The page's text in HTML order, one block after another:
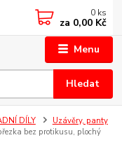
Menu
Hledat
0 ks
za 0,00 Kč
DÍLY
Uzávěry, panty
bez protikusu, plochý